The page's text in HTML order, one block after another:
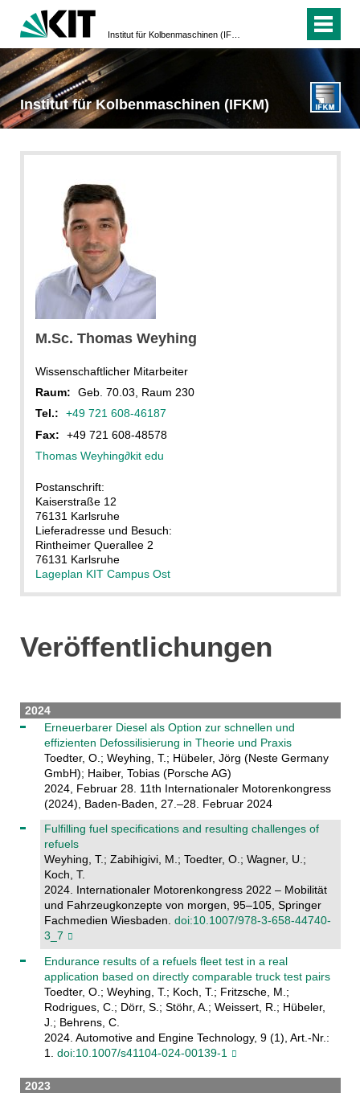
Institut für Kolbenmaschinen (IFKM)
M.Sc. Thomas Weyhing
Wissenschaftlicher Mitarbeiter
Raum:
Geb. 70.03, Raum 230
Tel.:
+49 721 608-46187
Fax:
+49 721 608-48578
Thomas Weyhing∂kit edu
Postanschrift:
Kaiserstraße 12
76131 Karlsruhe
Lieferadresse und Besuch:
Rintheimer Querallee 2
76131 Karlsruhe
Lageplan KIT Campus Ost
Veröffentlichungen
2024
Erneuerbarer Diesel als Option zur schnellen und
effizienten Defossilisierung in Theorie und Praxis
Toedter, O.; Weyhing, T.; Hübeler, Jörg (Neste Germany
GmbH); Haiber, Tobias (Porsche AG)
2024, Februar 28. 11th Internationaler Motorenkongress
(2024), Baden-Baden, 27.–28. Februar 2024
Fulfilling fuel specifications and resulting challenges of
refuels
Weyhing, T.; Zabihigivi, M.; Toedter, O.; Wagner, U.;
Koch, T.
2024. Internationaler Motorenkongress 2022 – Mobilität
und Fahrzeugkonzepte von morgen, 95–105, Springer
Fachmedien Wiesbaden. doi:10.1007/978-3-658-44740-
3_7
Endurance results of a refuels fleet test in a real
application based on directly comparable truck test pairs
Toedter, O.; Weyhing, T.; Koch, T.; Fritzsche, M.;
Rodrigues, C.; Dörr, S.; Stöhr, A.; Weissert, R.; Hübeler,
J.; Behrens, C.
2024. Automotive and Engine Technology, 9 (1), Art.-Nr.:
1. doi:10.1007/s41104-024-00139-1
2023